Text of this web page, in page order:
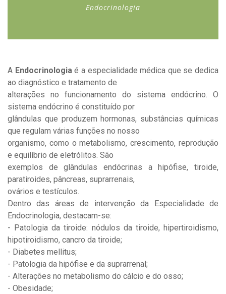
Li e aceito a Política de Privacidade
* CAMPOS OBRIGATÓRIOS.
Endocrinologia
A Endocrinologiaé a especialidade médica que se dedica
ao diagnóstico e tratamento de
alterações no funcionamento do sistema endócrino. O
sistema endócrino é constituído por
glândulas que produzem hormonas, substâncias químicas
que regulam várias funções no nosso
organismo, como o metabolismo, crescimento, reprodução
e equilíbrio de eletrólitos. São
exemplos de glândulas endócrinas a hipófise, tiroide,
paratiroides, pâncreas, suprarrenais,
ovários e testículos.
Dentro das áreas de intervenção da Especialidade de
Endocrinologia, destacam-se:
- Patologia da tiroide: nódulos da tiroide, hipertiroidismo,
hipotiroidismo, cancro da tiroide;
- Diabetes mellitus;
- Patologia da hipófise e da suprarrenal;
- Alterações no metabolismo do cálcio e do osso;
- Obesidade;